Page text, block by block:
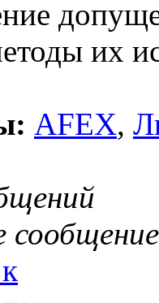
их
AFEX,
сообщение